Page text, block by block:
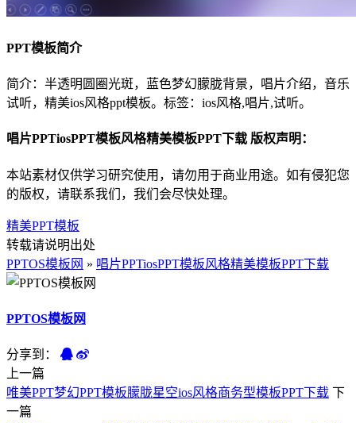
PPT模板简介
简介：半透明圆圈光斑，蓝色梦幻朦胧背景，唱片介绍，音乐
试听，精美ios风格ppt模板。标签：ios风格,唱片,试听。
唱片PPTiosPPT模板风格精美模板PPT下载 版权声明：
本站素材仅供学习研究使用，请勿用于商业用途。如有侵犯您
的版权，请联系我们，我们会尽快处理。
精美PPT模板
转载请说明出处
PPTOS模板网 » 唱片PPTiosPPT模板风格精美模板PPT下载
PPTOS模板网
分享到：
上一篇
唯美PPT梦幻PPT模板朦胧星空ios风格商务型模板PPT下载 下
一篇